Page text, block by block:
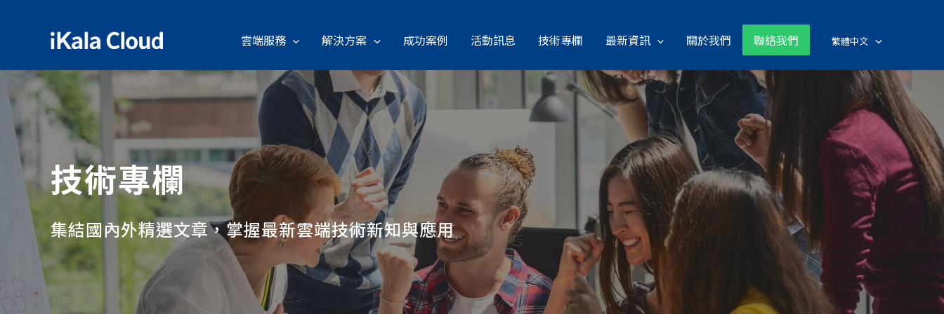
雲端服務 解決方案 成功案例 活動訊息 技術專欄 最新資訊 關於我們 聯絡我們 繁體中文
技術專欄
集結國內外精選文章，掌握最新雲端技術新知與應用